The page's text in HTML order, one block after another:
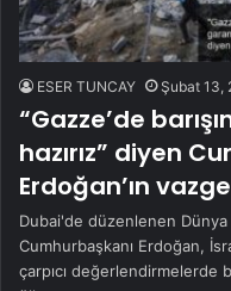
ESER TUNCAY Şubat 13,
“Gazze’de
hazırız” diyen
Erdoğan’ın
Dubai'de düzenlenen
Cumhurbaşkanı Erdoğan,
çarpıcı değerlendirmelerde